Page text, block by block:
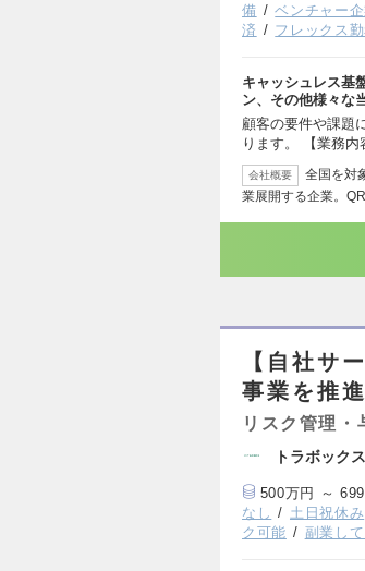
備
ベンチャー企
済
フレックス
キャッシュレス基
ン、その他様々な
顧客の要件や課題
ります。 【業務
会社概要
全国を対
業展開する企業。
【自社サ
事業を推
リスク管理・
トラボック
500万円 ～ 699
なし
土日祝休み
ク可能
副業し